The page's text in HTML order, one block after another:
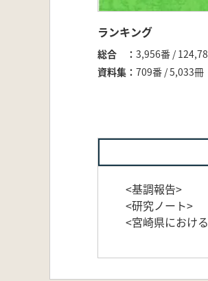
ランキング
総合
3,956番 /
資料集
709番 / 5,033冊
<基調報告>
<研究ノート>
<宮崎県におけ